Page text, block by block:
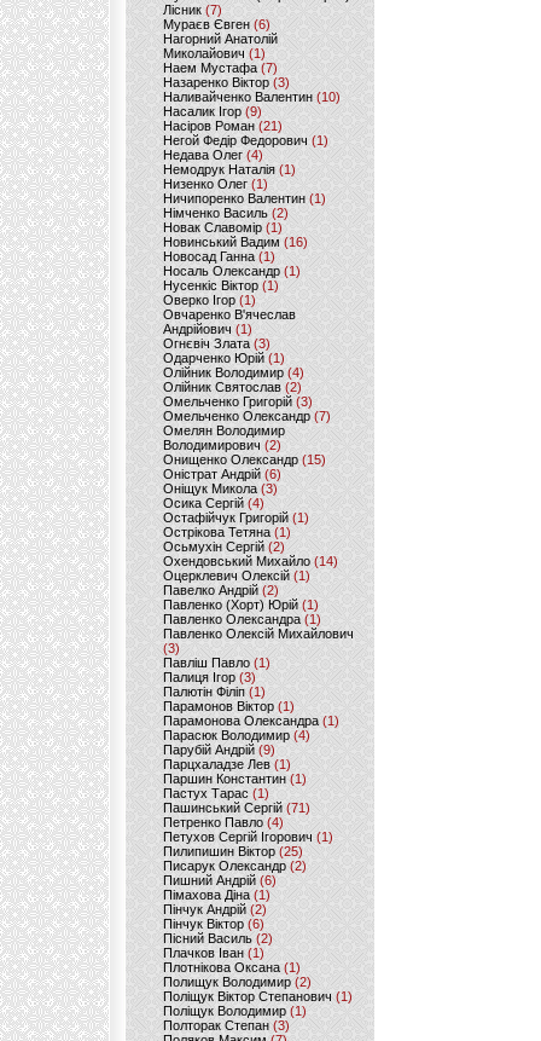
Лісник (7)
Мураєв Євген(6)
Нагорний Анатолій
Миколайович (1)
Наем Мустафа (7)
Назаренко Віктор (3)
Наливайченко Валентин (10)
Насалик Ігор(9)
Насіров Роман (21)
Негой Федір Федорович(1)
Недава Олег(4)
Немодрук Наталія(1)
Низенко Олег (1)
Ничипоренко Валентин (1)
Німченко Василь (2)
Новак Славомір (1)
Новинський Вадим (16)
Новосад Ганна (1)
Носаль Олександр (1)
Нусенкіс Віктор (1)
Оверко Ігор (1)
Овчаренко В'ячеслав
Андрійович(1)
Огнєвіч Злата (3)
Одарченко Юрій(1)
Олійник Володимир (4)
Олійник Святослав (2)
Омельченко Григорій (3)
Омельченко Олександр(7)
Омелян Володимир
Володимирович (2)
Онищенко Олександр (15)
Оністрат Андрій (6)
Оніщук Микола (3)
Осика Сергій(4)
Остафійчук Григорій(1)
Острікова Тетяна (1)
Осьмухін Сергій (2)
Охендовський Михайло (14)
Оцерклевич Олексій (1)
Павелко Андрій (2)
Павленко (Хорт) Юрій (1)
Павленко Олександра (1)
Павленко Олексій Михайлович
(3)
Павліш Павло(1)
Палиця Ігор (3)
Палютін Філіп(1)
Парамонов Віктор (1)
Парамонова Олександра(1)
Парасюк Володимир(4)
Парубій Андрій (9)
Парцхаладзе Лев (1)
Паршин Константин(1)
Пастух Тарас (1)
Пашинський Сергій (71)
Петренко Павло (4)
Петухов Сергій Ігорович (1)
Пилипишин Віктор(25)
Писарук Олександр(2)
Пишний Андрій (6)
Пімахова Діна(1)
Пінчук Андрій(2)
Пінчук Віктор (6)
Пісний Василь (2)
Плачков Іван(1)
Плотнікова Оксана (1)
Полищук Володимир(2)
Поліщук Віктор Степанович(1)
Поліщук Володимир (1)
Полторак Степан(3)